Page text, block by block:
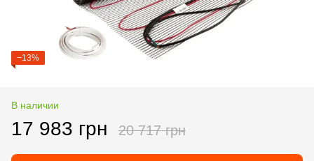
−13%
В наличии
17 983 грн 20 717 грн